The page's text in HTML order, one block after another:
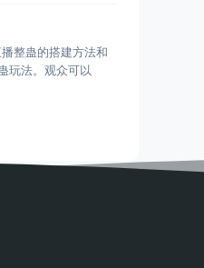
整蛊的搭建方法和
玩法。观众可以